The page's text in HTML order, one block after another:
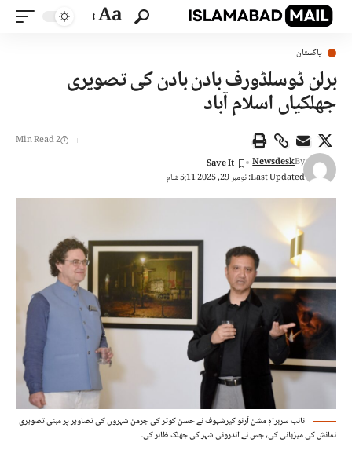
Aa
پاکستان
برلن ڈوسلڈورف بادن بادن کی تصویری
جھلکیاں اسلام آباد
Last Updated: نومبر 29, 2025 5:11 شام
By
Newsdesk
2 Min Read
نائب سربراہِ مشن آرنو کیرشہوف نے حسن کوثر کی جرمن شہروں کی تصاویر پر مبنی تصویری
نمائش کی میزبانی کی، جس نے اندرونی شہر کی جھلک ظاہر کی۔